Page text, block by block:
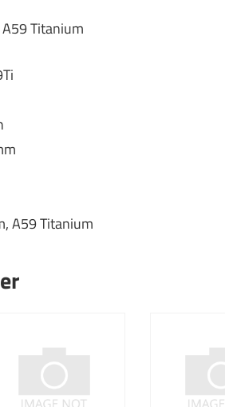
Titanium
A59 Titanium